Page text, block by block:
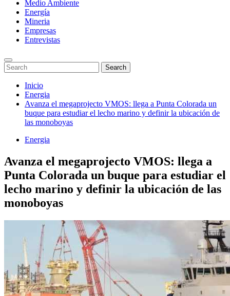
Medio Ambiente
Energía
Mineria
Empresas
Entrevistas
Enter
Keyword
Search
for:
Search
Search
Saltar
contenido
Inicio
Energia
Avanza el megaprojecto VMOS: llega a Punta Colorada un
buque para estudiar el lecho marino y definir la ubicación de
las monoboyas
Energia
Avanza el megaprojecto VMOS: llega a
Punta Colorada un buque para estudiar el
lecho marino y definir la ubicación de las
monoboyas